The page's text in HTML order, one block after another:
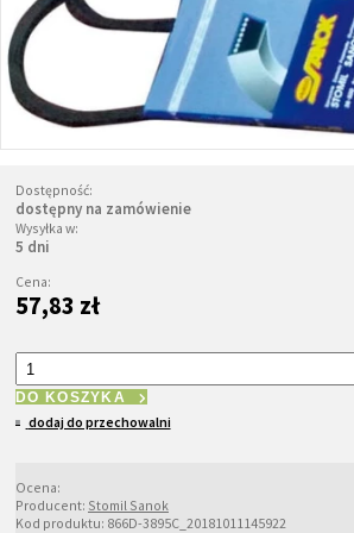
Dostępność:
dostępny na zamówienie
Wysyłka w:
5 dni
Cena:
57,83 zł
DO KOSZYKA
dodaj do przechowalni
Ocena:
Producent: Stomil Sanok
Kod produktu: 866D-3895C_20181011145922